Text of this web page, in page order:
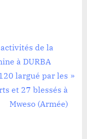
de la
à DURBA
largué par les
et 27 blessés à
Mweso (Armée)